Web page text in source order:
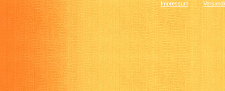
Impressum |